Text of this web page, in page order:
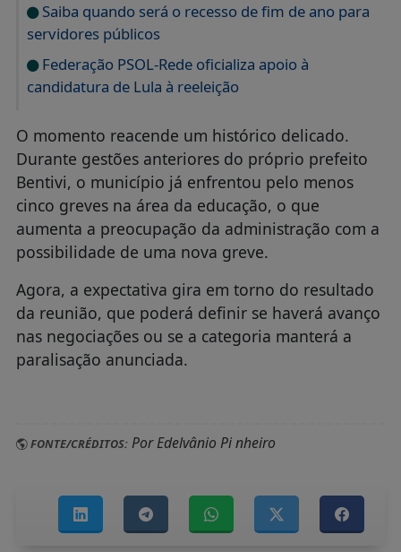
Saiba quando será o recesso de fim de ano para
servidores públicos
Federação PSOL-Rede oficializa apoio à
candidatura de Lula à reeleição
O momento reacende um histórico delicado.
Durante gestões anteriores do próprio prefeito
Bentivi, o município já enfrentou pelo menos
cinco greves na área da educação, o que
aumenta a preocupação da administração com a
possibilidade de uma nova greve.
Agora, a expectativa gira em torno do resultado
da reunião, que poderá definir se haverá avanço
nas negociações ou se a categoria manterá a
paralisação anunciada.
FONTE/CRÉDITOS:Por Edelvânio Pi nheiro